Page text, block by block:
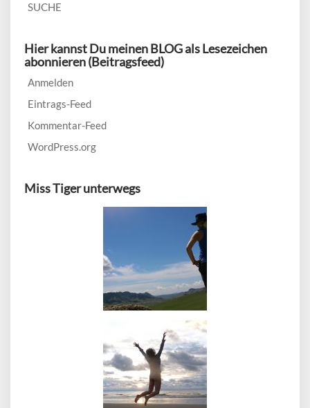
SUCHE
Hier kannst Du meinen BLOG als Lesezeichen
abonnieren (Beitragsfeed)
Anmelden
Eintrags-Feed
Kommentar-Feed
WordPress.org
Miss Tiger unterwegs